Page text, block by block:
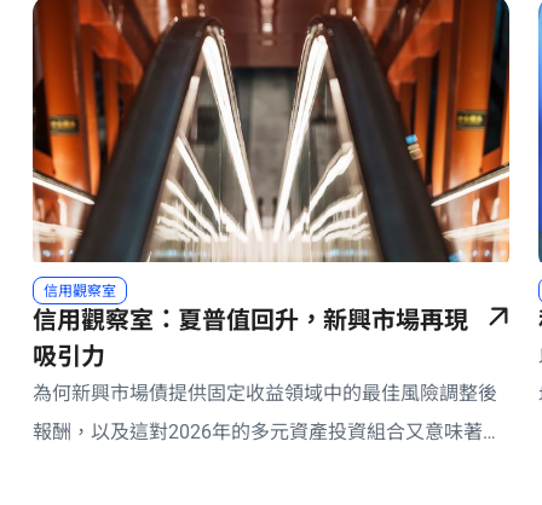
信用觀察室
信用觀察室：夏普值回升，新興市場再現
吸引力
為何新興市場債提供固定收益領域中的最佳風險調整後
報酬，以及這對2026年的多元資產投資組合又意味著什